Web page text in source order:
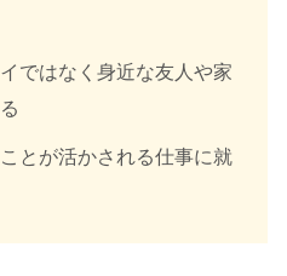
ではなく身近な友人や家
とが活かされる仕事に就